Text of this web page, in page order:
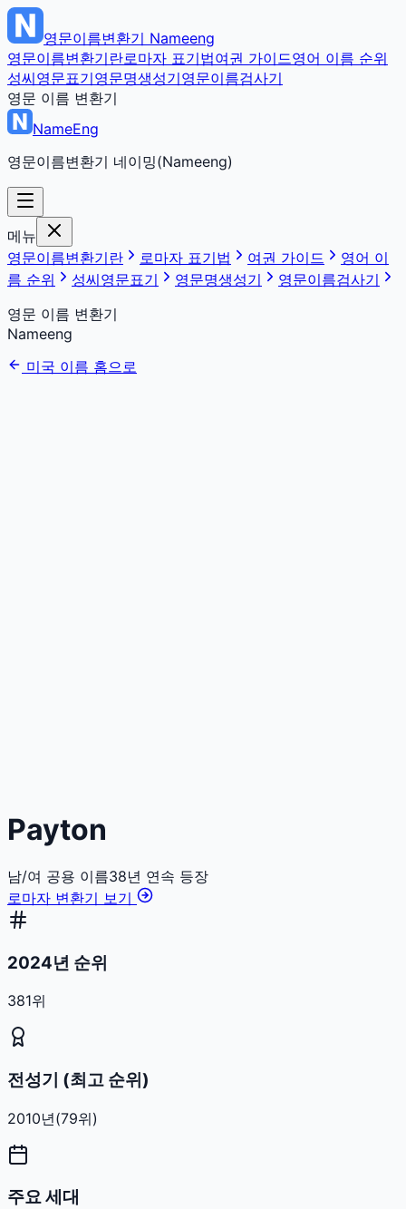
영문이름변환기 Nameeng
영문이름변환기란로마자 표기법여권 가이드영어 이름 순위
성씨영문표기영문명생성기영문이름검사기
영문 이름 변환기
NameEng
영문이름변환기 네이밍(Nameeng)
메뉴
영문이름변환기란
로마자 표기법 여권 가이드
영어 이
름 순위
성씨영문표기 영문명생성기
영문이름검사기
영문 이름 변환기
Nameeng
미국 이름 홈으로
Payton
남/여 공용 이름38년 연속 등장
로마자 변환기 보기
2024년 순위
381위
전성기 (최고 순위)
2010년(79위)
주요 세대